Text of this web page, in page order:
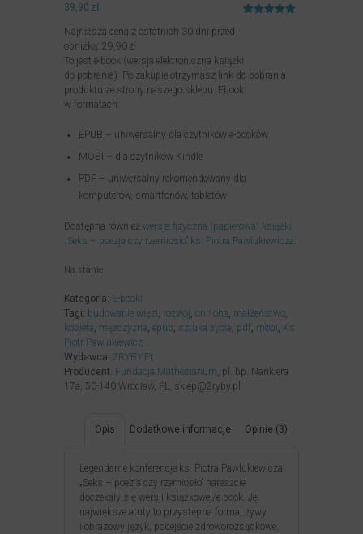
klientów
39,90 zł
Najniższa cena z ostatnich 30 dni przed
obniżką: 29,90 zł
To jest e-book (wersja elektroniczna książki
do pobrania). Po zakupie otrzymasz link do pobrania
produktu ze strony naszego sklepu. Ebook
w formatach:
EPUB – uniwersalny dla czytników e-booków
MOBI – dla czytników Kindle
PDF – uniwersalny rekomendowany dla
komputerów, smartfonów, tabletów
Dostępna również wersja fizyczna (papierowa) książki
„Seks – poezja czy rzemiosło” ks. Piotra Pawlukiewicza
Na stanie
Kategoria: E-booki
Tagi: budowanie więzi, rozwój, on i ona, małżeństwo,
kobieta, mężczyzna, epub, sztuka życia, pdf, mobi, Ks.
Piotr Pawlukiewicz
Wydawca: 2RYBY.PL
Producent: Fundacja Mathesianum, pl. bp. Nankiera
17a, 50-140 Wrocław, PL, sklep@2ryby.pl
Opis Dodatkowe informacje Opinie (3)
Legendarne konferencje ks. Piotra Pawlukiewicza
„Seks – poezja czy rzemiosło” nareszcie
doczekały się wersji książkowej/e-book. Jej
największe atuty to przystępna forma, żywy
i obrazowy język, podejście zdroworozsądkowe,